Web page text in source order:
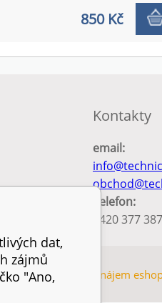
850 Kč
Kontakty
email:
Telefon:
+420 377
Tvorba a pronájem
dat,
zájmů
"Ano,